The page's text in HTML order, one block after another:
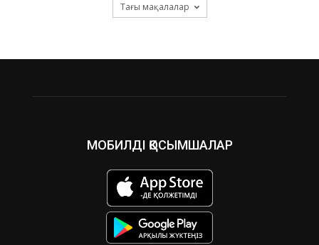
Тағы мақалалар
МОБИЛДІ ҚОСЫМШАЛАР